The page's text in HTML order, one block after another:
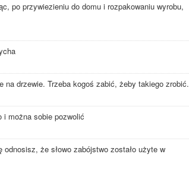
po przywiezieniu do domu i rozpakowaniu wyrobu,
na drzewie. Trzeba kogoś zabić, żeby takiego zrobić.
i można sobie pozwolić
że słowo zabójstwo zostało użyte w